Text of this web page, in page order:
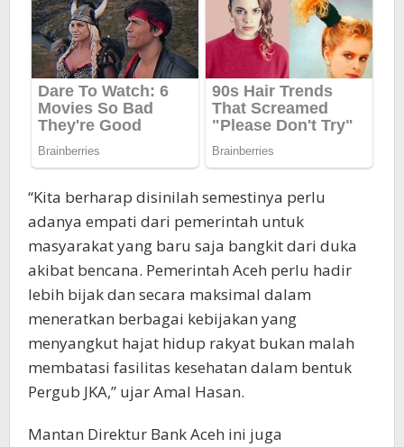
“Kita berharap disinilah semestinya perlu
adanya empati dari pemerintah untuk
masyarakat yang baru saja bangkit dari duka
akibat bencana. Pemerintah Aceh perlu hadir
lebih bijak dan secara maksimal dalam
meneratkan berbagai kebijakan yang
menyangkut hajat hidup rakyat bukan malah
membatasi fasilitas kesehatan dalam bentuk
Pergub JKA,” ujar Amal Hasan.
Mantan Direktur Bank Aceh ini juga